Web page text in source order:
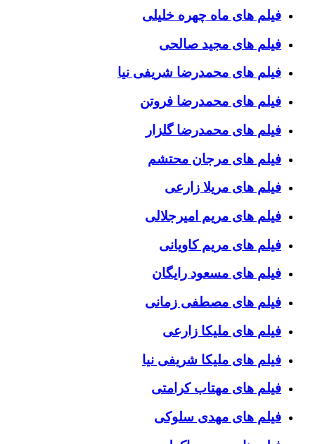
فیلم های ماه چهره خلیلی
فیلم های مجید صالحی
فیلم های محمدرضا شریفی نیا
فیلم های محمدرضا فروتن
فیلم های محمدرضا گلزار
فیلم های مرجان محتشم
فیلم های مریلا زارعی
فیلم های مریم امیرجلالی
فیلم های مریم کاویانی
فیلم های مسعود رایگان
فیلم های مصطفی زمانی
فیلم های ملیکا زارعی
فیلم های ملیکا شریفی نیا
فیلم های مهتاب کرامتی
فیلم های مهدی سلوکی